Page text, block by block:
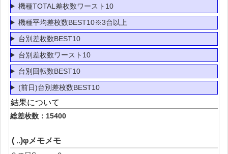
機種TOTAL差枚数ワースト10
機種平均差枚数BEST10※3台以上
台別差枚数BEST10
台別差枚数ワースト10
台別回転数BEST10
(前日)台別差枚数BEST10
結果について
総差枚数：15400
( ..)φメモメモ